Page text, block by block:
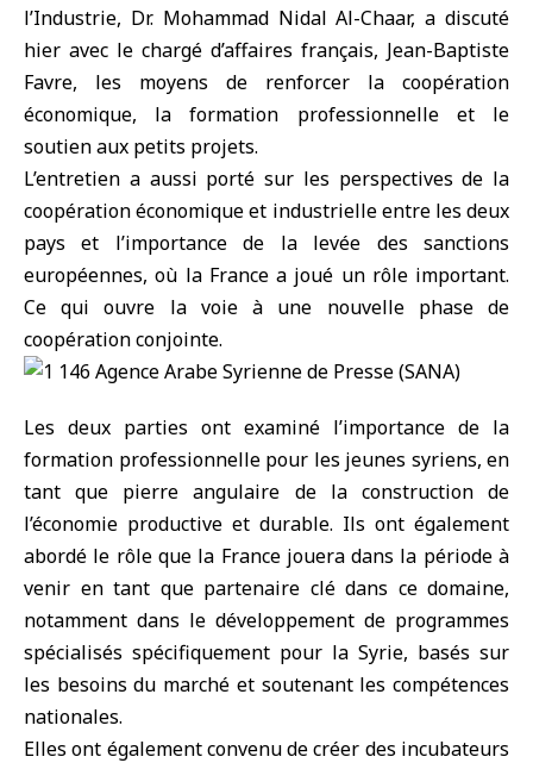
l’Industrie, Dr. Mohammad Nidal Al-Chaar, a discuté
hier avec le chargé d’affaires français, Jean-Baptiste
Favre, les moyens de renforcer la coopération
économique, la formation professionnelle et le
soutien aux petits projets.
L’entretien a aussi porté sur les perspectives de la
coopération économique et industrielle entre les deux
pays et l’importance de la levée des sanctions
européennes, où la France a joué un rôle important.
Ce qui ouvre la voie à une nouvelle phase de
coopération conjointe.
Les deux parties ont examiné l’importance de la
formation professionnelle pour les jeunes syriens, en
tant que pierre angulaire de la construction de
l’économie productive et durable. Ils ont également
abordé le rôle que la France jouera dans la période à
venir en tant que partenaire clé dans ce domaine,
notamment dans le développement de programmes
spécialisés spécifiquement pour la Syrie, basés sur
les besoins du marché et soutenant les compétences
nationales.
Elles ont également convenu de créer des incubateurs